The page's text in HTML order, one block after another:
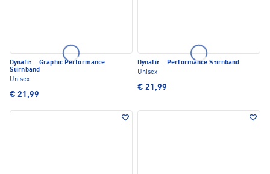
Dynafit · Graphic Performance
Stirnband
Unisex
€ 21,99
Dynafit · Performance Stirnband
Unisex
€ 21,99